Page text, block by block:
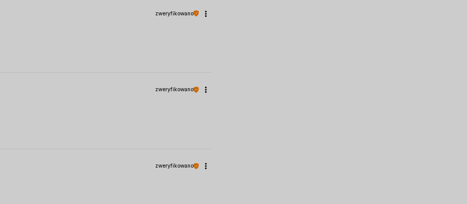
zweryfikowano
zweryfikowano
zweryfikowano